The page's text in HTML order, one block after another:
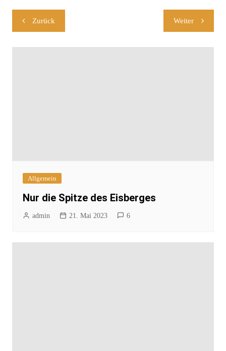
Beitragsnavigation
Zurück Weiter
Allgemein
Nur die Spitze des Eisberges
admin 21. Mai 2023 6